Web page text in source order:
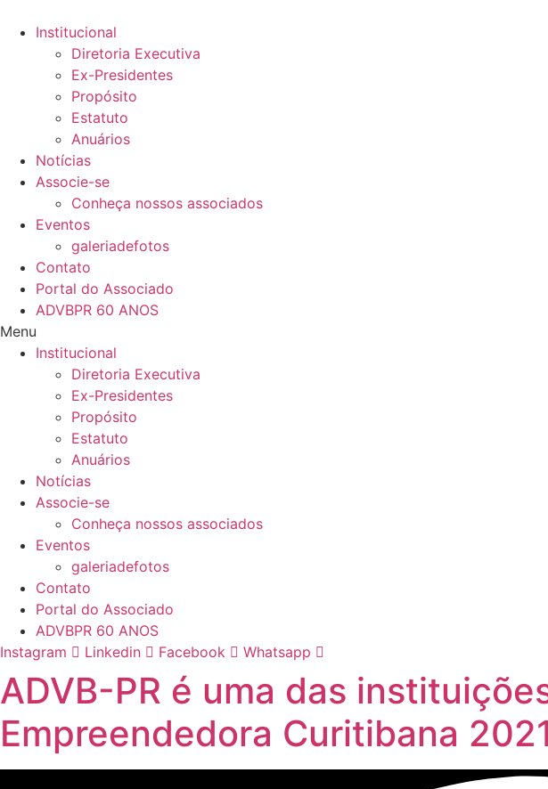
para
conteúdo
Institucional
Diretoria Executiva
Ex-Presidentes
Propósito
Estatuto
Anuários
Notícias
Associe-se
Conheça nossos associados
Eventos
galeriadefotos
Contato
Portal do Associado
ADVBPR 60 ANOS
Menu
Institucional
Diretoria Executiva
Ex-Presidentes
Propósito
Estatuto
Anuários
Notícias
Associe-se
Conheça nossos associados
Eventos
galeriadefotos
Contato
Portal do Associado
ADVBPR 60 ANOS
Instagram
Linkedin Facebook Whatsapp
ADVB-PR é uma das
Empreendedora Curitibana 2021